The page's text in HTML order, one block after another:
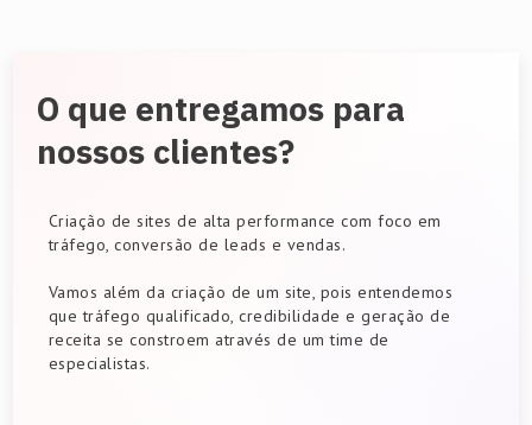
O que entregamos para
nossos clientes?
Criação de sites de alta performance com foco em
tráfego, conversão de leads e vendas.
Vamos além da criação de um site, pois entendemos
que tráfego qualificado, credibilidade e geração de
receita se constroem através de um time de
especialistas.